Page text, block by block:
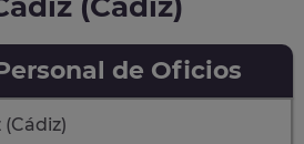
de Oficios
(Cádiz)